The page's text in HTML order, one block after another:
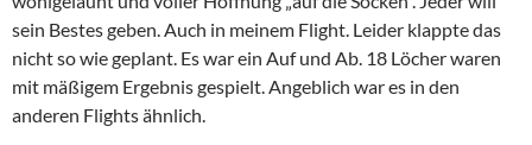
sein Bestes geben. Auch in meinem Flight. Leider klappte das
nicht so wie geplant. Es war ein Auf und Ab. 18 Löcher waren
mit mäßigem Ergebnis gespielt. Angeblich war es in den
anderen Flights ähnlich.